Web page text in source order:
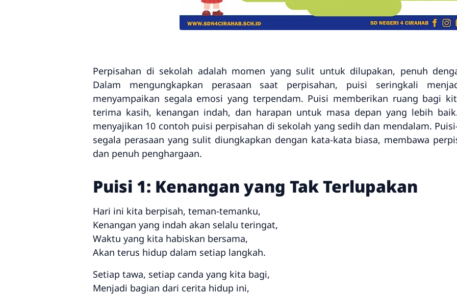
Perpisahan di sekolah adalah momen yang sulit untuk dilupakan, penuh
Dalam mengungkapkan perasaan saat perpisahan, puisi seringkali
menyampaikan segala emosi yang terpendam. Puisi memberikan ruang bagi
terima kasih, kenangan indah, dan harapan untuk masa depan yang lebih
menyajikan 10 contoh puisi perpisahan di sekolah yang sedih dan mendalam.
segala perasaan yang sulit diungkapkan dengan kata-kata biasa, membawa
dan penuh penghargaan.
Puisi 1: Kenangan yang Tak Terlupakan
Hari ini kita berpisah, teman-temanku,
Kenangan yang indah akan selalu teringat,
Waktu yang kita habiskan bersama,
Akan terus hidup dalam setiap langkah.
Setiap tawa, setiap canda yang kita bagi,
Menjadi bagian dari cerita hidup ini,